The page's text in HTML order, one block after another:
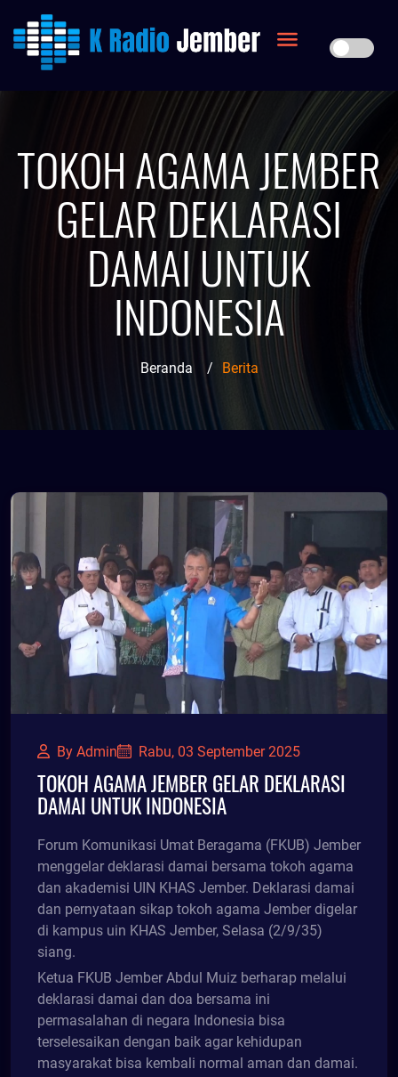
TOKOH AGAMA JEMBER
GELAR DEKLARASI
DAMAI UNTUK
INDONESIA
Beranda / Berita
By Admin Rabu, 03 September 2025
TOKOH AGAMA JEMBER GELAR DEKLARASI
DAMAI UNTUK INDONESIA
Forum Komunikasi Umat Beragama (FKUB) Jember
menggelar deklarasi damai bersama tokoh agama
dan akademisi UIN KHAS Jember. Deklarasi damai
dan pernyataan sikap tokoh agama Jember digelar
di kampus uin KHAS Jember, Selasa (2/9/35)
siang.
Ketua FKUB Jember Abdul Muiz berharap melalui
deklarasi damai dan doa bersama ini
permasalahan di negara Indonesia bisa
terselesaikan dengan baik agar kehidupan
masyarakat bisa kembali normal aman dan damai.